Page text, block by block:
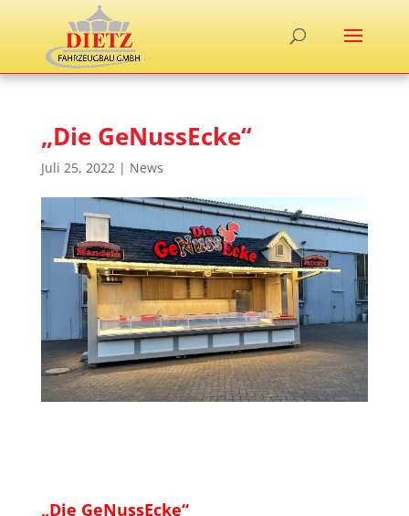
„Die GeNussEcke“
Juli 25, 2022| News
„Die GeNussEcke“